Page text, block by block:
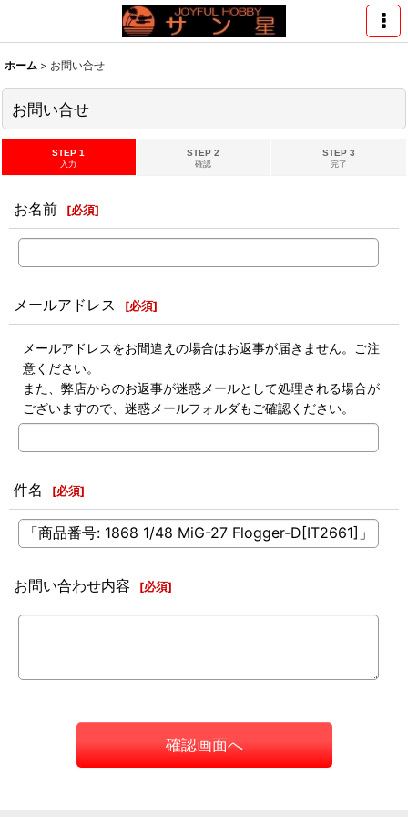
ホーム > お問い合せ
お問い合せ
STEP 1
入力
STEP 2
確認
STEP 3
完了
お名前 [必須]
メールアドレス [必須]
メールアドレスをお間違えの場合はお返事が届きません。ご注
意ください。
また、弊店からのお返事が迷惑メールとして処理される場合が
ございますので、迷惑メールフォルダもご確認ください。
件名 [必須]
お問い合わせ内容 [必須]
確認画面へ